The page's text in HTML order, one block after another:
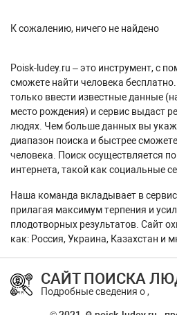
К сожалению, ничего не найдено
Poisk-ludey.ru – это инструмент, с
сможете найти человека
только ввести известные данные
место рождения) и сервис выдаст
людях. Чем больше данных вы
диапазон поиска и быстрее
человека. Поиск осуществляется
интернета, такой как социальные
Наша команда вкладывает в
прилагая максимум терпения и
плодотворных результатов. Сайт
как: Россия, Украина, Казахстан и
САЙТ ПОИСКА
Подробные сведения о ,